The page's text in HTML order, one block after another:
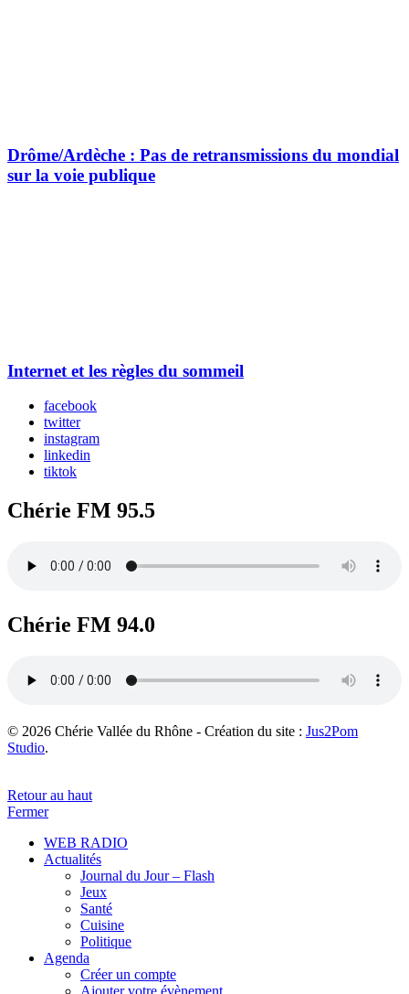
Drôme/Ardèche : Pas de retransmissions du mondial
sur la voie publique
Internet et les règles du sommeil
facebook
twitter
instagram
linkedin
tiktok
Chérie FM 95.5
Chérie FM 94.0
© 2026 Chérie Vallée du Rhône - Création du site : Jus2Pom
Studio.
Retour au haut
Fermer
WEB RADIO
Actualités
Journal du Jour – Flash
Jeux
Santé
Cuisine
Politique
Agenda
Créer un compte
Ajouter votre évènement